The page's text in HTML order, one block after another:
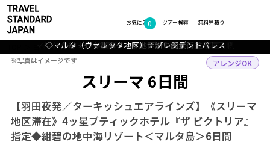
お気に入り
0 無料見積り
ツアー検索
ヨーロッパ マルタ スリーマ ツアー詳細
スリーマ 6日間
【羽田夜発／ターキッシュエアラインズ】《スリーマ
地区滞在》4ッ星ブティックホテル『ザ ビクトリア』
指定◆紺碧の地中海リゾート＜マルタ島＞6日間
アレンジOK
マルタ（スリーマ地区）：ヴィクトリア ホテル プール
マルタ（スリーマ地区）：ヴィクトリア ホテル 客室一例
◇◎マルタ（スリーマ地区）：船と街並み
◇マルタ：マリーナ沿い風景
◇マルタ（ヴァレッタ地区）：プレジデントパレス
フォトギャラリー
※写真はイメージです
※写真はイメージです